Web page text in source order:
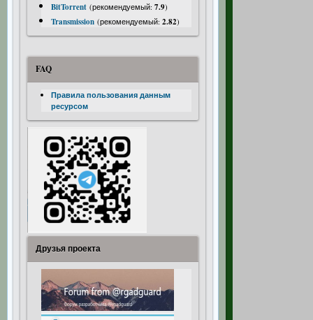
BitTorrent (рекомендуемый: 7.9)
Transmission (рекомендуемый: 2.82)
FAQ
Правила пользования данным
ресурсом
Друзья проекта